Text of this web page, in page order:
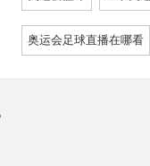
奥运会足球直播在哪看